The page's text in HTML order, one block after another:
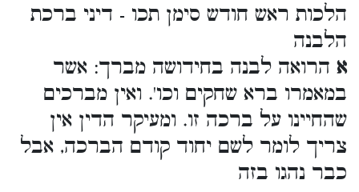
הלכות ראש חודש סימן תכו - דיני ברכת
הלבנה
א הרואה לבנה בחידושה מברך: אשר
במאמרו ברא שחקים וכו'. ואין מברכים
שהחיינו על ברכה זו. ומעיקר הדין אין
צריך לומר לשם יחוד קודם הברכה, אבל
כבר נהגו בזה